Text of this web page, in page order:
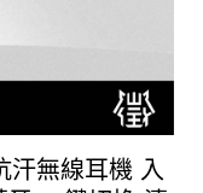
汗無線耳機 入